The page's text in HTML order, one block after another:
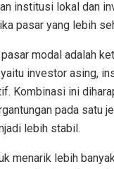
institusi lokal dan
pasar yang lebih
modal adalah
investor asing,
Kombinasi ini
pada satu
lebih stabil.
menarik lebih